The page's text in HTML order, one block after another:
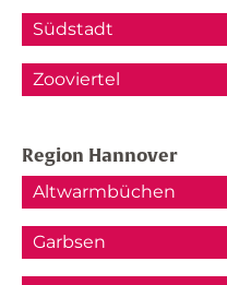
Südstadt
Zooviertel
Region Hannover
Altwarmbüchen
Garbsen